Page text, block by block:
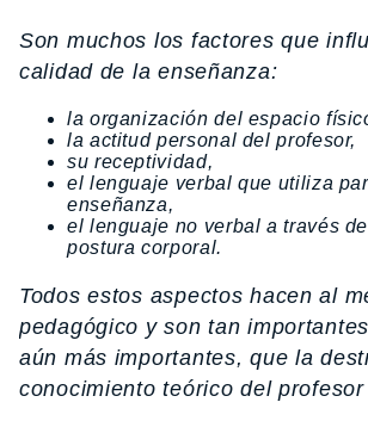
Son muchos los factores que
calidad de la enseñanza:
la organización del espacio
la actitud personal del profesor,
su receptividad,
el lenguaje verbal que utiliza
enseñanza,
el lenguaje no verbal a través
postura corporal.
Todos estos aspectos hacen al
pedagógico y son tan
aún más importantes, que la
conocimiento teórico del profesor